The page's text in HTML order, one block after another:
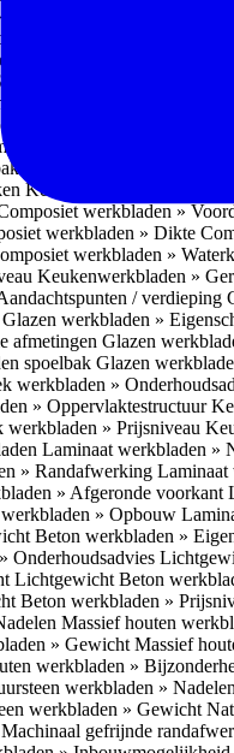
» Types/soorten Spoelunits
» Tegelbakken
» Onderbouw
» Nadelen
laminaat werkbladen »
Compact laminaat
Keukenwerkbladen »
werkbladen »
werkbladen » Dikte
werkbladen »
Keukenwerkbladen »
/ verdieping
Glazen werkbladen »
afmetingen Glazen
spoelbak Glazen
werkbladen »
» Oppervlaktestructuur
werkbladen » Prijsniveau
Laminaat werkbladen »
» Randafwerking Laminaat
» Afgeronde voorkant
» Opbouw
Beton werkbladen »
Onderhoudsadvies
Lichtgewicht Beton
Beton werkbladen »
Massief houten
» Gewicht Massief
werkbladen »
werkbladen » Nadelen
werkbladen » Gewicht
gefrijnde